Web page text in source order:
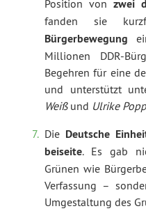
Position von zwei
fanden sie
Bürgerbewegung
Millionen DDR-
Begehren für eine
und unterstützt
Weißund Ulrike
Die Deutsche
beiseite. Es gab
Grünen wie
Verfassung –
Umgestaltung des